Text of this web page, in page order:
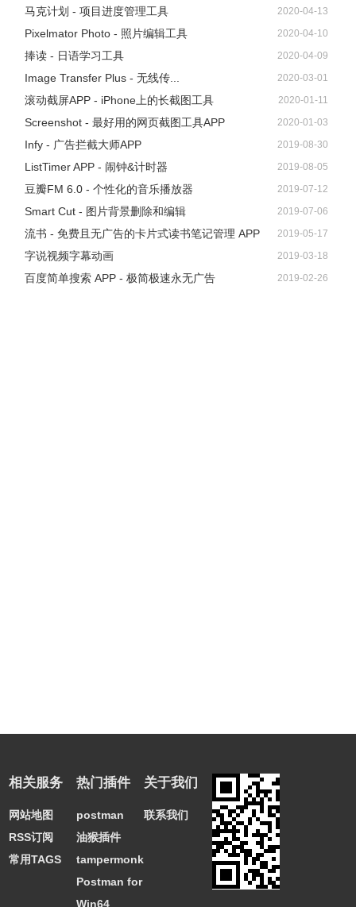
用，进入检查步骤。检查步骤基本和本文创建新账号类似，
全程保持网络工具连接。
马克计划 - 项目进度管理工具 2020-04-13
Pixelmator Photo - 照片编辑工具 2020-04-10
捧读 - 日语学习工具 2020-04-09
Image Transfer Plus - 无线传... 2020-03-01
滚动截屏APP - iPhone上的长截图工具 2020-01-11
Screenshot - 最好用的网页截图工具APP 2020-01-03
Infy - 广告拦截大师APP 2019-08-30
ListTimer APP - 闹钟&计时器 2019-08-05
豆瓣FM 6.0 - 个性化的音乐播放器 2019-07-12
Smart Cut - 图片背景删除和编辑 2019-07-06
流书 - 免费且无广告的卡片式读书笔记管理 APP 2019-05-17
字说视频字幕动画 2019-03-18
百度简单搜索 APP - 极简极速永无广告 2019-02-26
相关服务
网站地图
RSS订阅
常用TAGS
热门插件
postman
油猴插件
tampermonkey
Postman for
Win64
关于我们
联系我们